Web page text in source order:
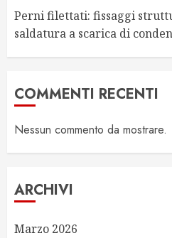
Perni filettati: fissaggi
saldatura a scarica di
COMMENTI RECENTI
Nessun commento da mostrare.
ARCHIVI
Marzo 2026